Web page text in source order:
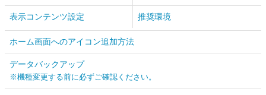
表示コンテンツ設定 推奨環境
ホーム画面へのアイコン追加方法
データバックアップ
※機種変更する前に必ずご確認ください。